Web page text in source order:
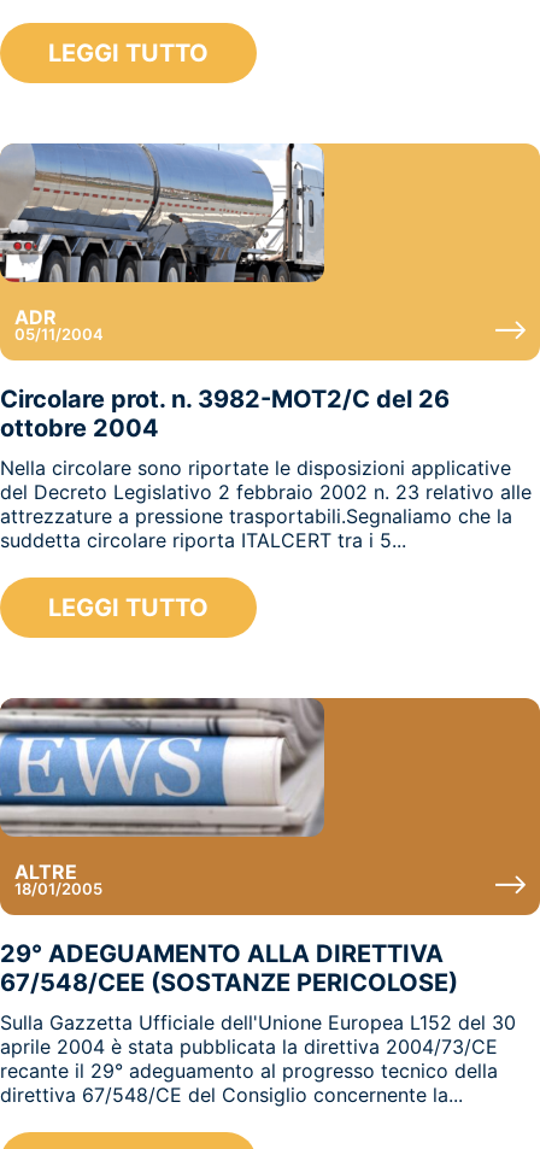
LEGGI TUTTO
ADR
05/11/2004
Circolare prot. n. 3982-MOT2/C del 26
ottobre 2004
Nella circolare sono riportate le disposizioni applicative
del Decreto Legislativo 2 febbraio 2002 n. 23 relativo alle
attrezzature a pressione trasportabili.Segnaliamo che la
suddetta circolare riporta ITALCERT tra i 5...
LEGGI TUTTO
ALTRE
18/01/2005
29° ADEGUAMENTO ALLA DIRETTIVA
67/548/CEE (SOSTANZE PERICOLOSE)
Sulla Gazzetta Ufficiale dell'Unione Europea L152 del 30
aprile 2004 è stata pubblicata la direttiva 2004/73/CE
recante il 29° adeguamento al progresso tecnico della
direttiva 67/548/CE del Consiglio concernente la...